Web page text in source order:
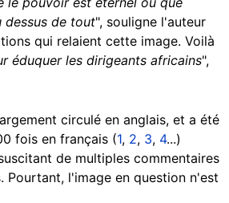
dessus de tout", souligne l'auteur
qui relaient cette image. Voilà
éduquer les dirigeants africains",
circulé en anglais, et a été
fois en français (1, 2, 3, 4...)
de multiples commentaires
Pourtant, l'image en question n'est